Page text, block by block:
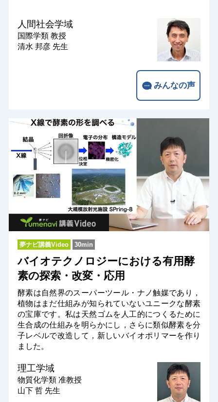
人間社会学域
国際学類 教授
清水 邦彦 先生
みんなの声
夢ナビ講義Video 30min
バイオテクノロジーにおける有用酵
素の探索・改変・応用
酵素は自然界のスーパーツール・ナノ触媒であり，
植物はまだ仕組みが知られていないユニークな酵素
の宝庫です。私は天然ゴムを人工的につくるために
生合成の仕組みを明らかにし，さらに類似酵素を分
子レベルで改造して，新しいバイオポリマーを作り
ました。
理工学域
物質化学類 准教授
山下 哲 先生